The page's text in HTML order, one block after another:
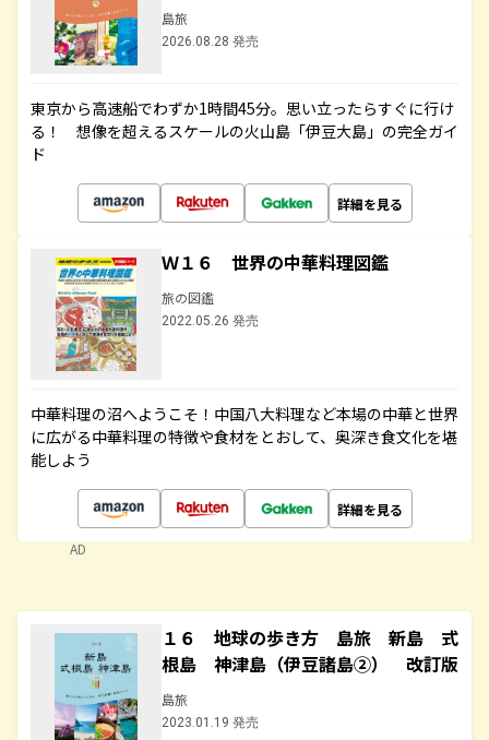
島旅
2026.08.28 発売
東京から高速船でわずか1時間45分。思い立ったらすぐに行け
る！ 想像を超えるスケールの火山島「伊豆大島」の完全ガイ
ド
詳細を見る
Ｗ１６ 世界の中華料理図鑑
旅の図鑑
2022.05.26 発売
中華料理の沼へようこそ！中国八大料理など本場の中華と世界
に広がる中華料理の特徴や食材をとおして、奥深き食文化を堪
能しよう
詳細を見る
AD
１６ 地球の歩き方 島旅 新島 式
根島 神津島（伊豆諸島②） 改訂版
島旅
2023.01.19 発売